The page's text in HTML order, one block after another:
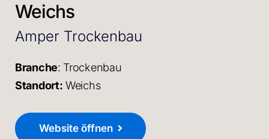
Weichs
Amper Trockenbau
Branche: Trockenbau
Standort: Weichs
Website öffnen